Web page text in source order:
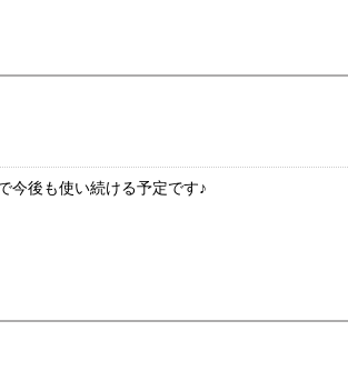
今後も使い続ける予定です♪